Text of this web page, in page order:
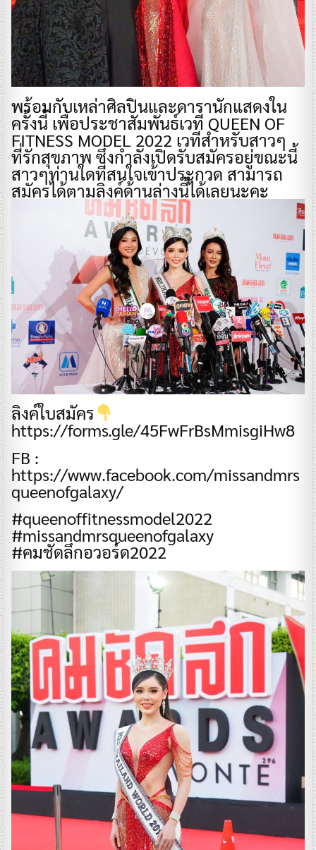
พร้อมกับเหล่าศิลปินและดารานักแสดงใน
ครั้งนี้ เพื่อประชาสัมพันธ์เวที QUEEN OF
FITNESS MODEL 2022 เวทีสำหรับสาวๆ
ที่รักสุขภาพ ซึ่งกำลังเปิดรับสมัครอยู่ขณะนี้
สาวๆท่านใดที่สนใจเข้าประกวด สามารถ
สมัครได้ตามลิงค์ด้านล่างนี้ได้เลยนะคะ
ลิงค์ใบสมัคร
https://forms.gle/45FwFrBsMmisgiHw8
FB :
https://www.facebook.com/missandmrs
queenofgalaxy/
#queenoffitnessmodel2022
#missandmrsqueenofgalaxy
#คมชัดลึกอวอร์ด2022